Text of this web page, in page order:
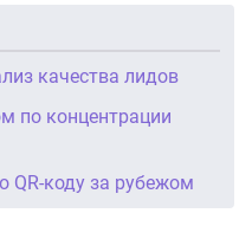
качества лидов
по концентрации
QR-коду за рубежом